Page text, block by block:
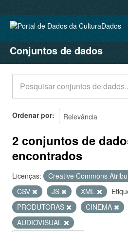
CONJUNTOS DE DADOS
ORGANIZAÇÕES
GRUPOS
SOBRE
Conjuntos de dados
Ordenar por
2 conjuntos de
encontrados
Licenças: Creative Commons
CSV
JS XML
PRODUTORAS
CINEMA
AUDIOVISUAL